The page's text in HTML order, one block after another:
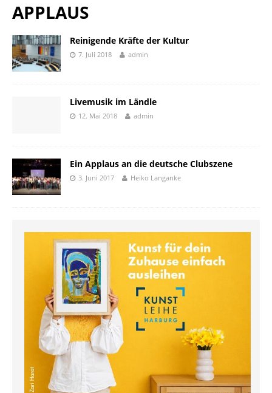
APPLAUS
Reinigende Kräfte der Kultur
7. Juli 2018 admin
Livemusik im Ländle
12. Mai 2018 admin
Ein Applaus an die deutsche Clubszene
3. Juni 2017 Heiko Langanke